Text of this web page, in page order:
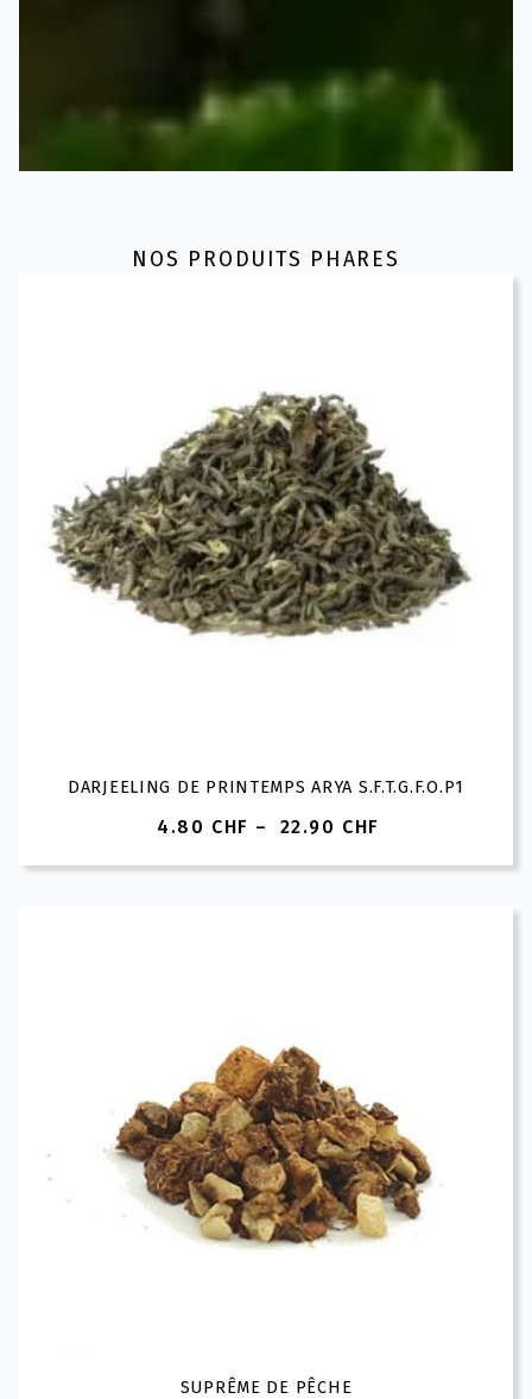
NOS PRODUITS PHARES
DARJEELING DE PRINTEMPS ARYA S.F.T.G.F.O.P1
4.80 CHF – 22.90 CHF
Plage
SUPRÊME DE PÊCHE